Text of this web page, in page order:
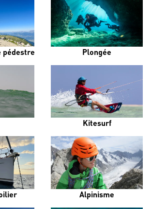
pédestre Plongée
Kitesurf
Alpinisme